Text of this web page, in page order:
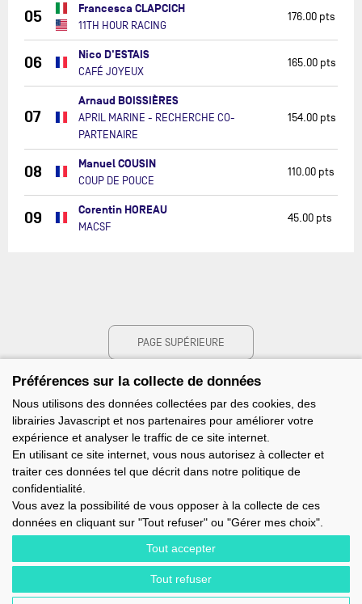
05 Francesca CLAPCICH
11TH HOUR RACING
176.00 pts
06 Nico D'ESTAIS
CAFÉ JOYEUX
165.00 pts
07
Arnaud BOISSIÈRES
APRIL MARINE - RECHERCHE CO-
PARTENAIRE
154.00 pts
08 Manuel COUSIN
COUP DE POUCE
110.00 pts
09 Corentin HOREAU
MACSF
45.00 pts
PAGE SUPÉRIEURE
IMOCA - 1 TERRE-PLEIN DU SOUS-MARIN PAPIN - 56100 LORIENT -
FRANCE - EMAIL : CONTACT@IMOCA.ORG
Préférences sur la collecte de données
Nous utilisons des données collectées par des cookies, des
librairies Javascript et nos partenaires pour améliorer votre
expérience et analyser le traffic de ce site internet.
En utilisant ce site internet, vous nous autorisez à collecter et
traiter ces données tel que décrit dans notre politique de
confidentialité.
Vous avez la possibilité de vous opposer à la collecte de ces
données en cliquant sur "Tout refuser" ou "Gérer mes choix".
Tout accepter
Tout refuser